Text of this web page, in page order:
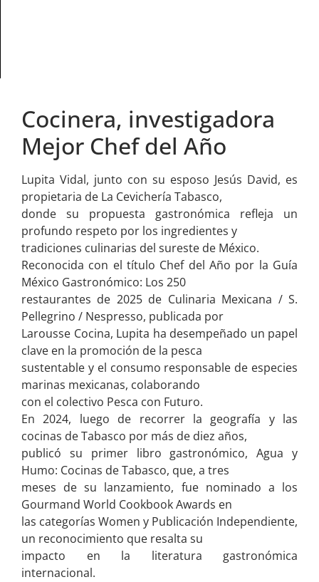
Cocinera, investigadora
Mejor Chef del Año
Lupita Vidal, junto con su esposo Jesús David, es
propietaria de La Cevichería Tabasco,
donde su propuesta gastronómica refleja un
profundo respeto por los ingredientes y
tradiciones culinarias del sureste de México.
Reconocida con el título Chef del Año por la Guía
México Gastronómico: Los 250
restaurantes de 2025 de Culinaria Mexicana / S.
Pellegrino / Nespresso, publicada por
Larousse Cocina, Lupita ha desempeñado un papel
clave en la promoción de la pesca
sustentable y el consumo responsable de especies
marinas mexicanas, colaborando
con el colectivo Pesca con Futuro.
En 2024, luego de recorrer la geografía y las
cocinas de Tabasco por más de diez años,
publicó su primer libro gastronómico, Agua y
Humo: Cocinas de Tabasco, que, a tres
meses de su lanzamiento, fue nominado a los
Gourmand World Cookbook Awards en
las categorías Women y Publicación Independiente,
un reconocimiento que resalta su
impacto en la literatura gastronómica
internacional.